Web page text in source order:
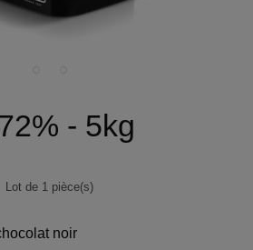
- 5kg
Lot de 1 pièce(s)
noir